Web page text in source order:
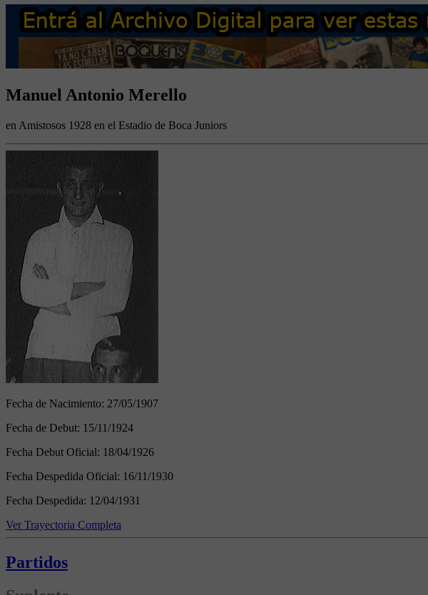
Manuel Antonio Merello
en Amistosos 1928 en el Estadio de Boca Juniors
Fecha de Nacimiento: 27/05/1907
Fecha de Debut: 15/11/1924
Fecha Debut Oficial: 18/04/1926
Fecha Despedida Oficial: 16/11/1930
Fecha Despedida: 12/04/1931
Ver Trayectoria Completa
Partidos